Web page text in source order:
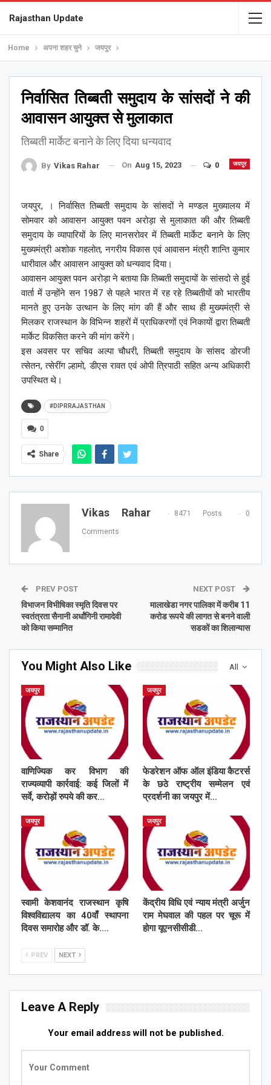
Rajasthan Update
Home अपना शहर चुने जयपुर
निर्वासित तिब्बती समुदाय के सांसदों ने की
आवासन आयुक्त से मुलाकात
तिब्बती मार्केट बनाने के लिए दिया धन्यवाद
जयपुर
By Vikas Rahar On Aug 15, 2023 0
जयपुर, । निर्वासित तिब्बती समुदाय के सांसदों ने मण्डल मुख्यालय में
सोमवार को आवासन आयुक्त पवन अरोड़ा से मुलाकात की और तिब्बती
समुदाय के व्यापारियों के लिए मानसरोवर में तिब्बती मार्केट बनाने के लिए
मुख्यमंत्री अशोक गहलोत, नगरीय विकास एवं आवासन मंत्री शान्ति कुमार
धारीवाल और आवासन आयुक्त को धन्यवाद दिया।
आवासन आयुक्त पवन अरोड़ा ने बताया कि तिब्बती समुदायों के सांसदो से हुई
वार्ता में उन्होंने सन 1987 से पहले भारत में रह रहे तिब्बतीयों को भारतीय
मानते हुए उनके उत्थान के लिए मांग की हैं और साथ ही मुख्यमंत्री से
मिलकर राजस्थान के विभिन्न शहरों में प्राधिकरणों एवं निकायों द्वारा तिब्बती
मार्केट विकसित करने की मांग करेंगे।
इस अवसर पर सचिव अल्पा चौधरी, तिब्बती समुदाय के सांसद डोरजी
त्सेतन, त्सेरींग ल्हामो, डीएस रावत एवं ओपी त्रिपाठी सहित अन्य अधिकारी
उपस्थित थे।
#DIPRRAJASTHAN
0
Share
Vikas Rahar 8471 Posts 0
Comments
PREV POST
विभाजन विभीषिका स्मृति दिवस पर
स्वतंत्रता सैनानी अर्धांगिनी रामादेवी
को किया सम्मानित
NEXT POST
मालाखेडा नगर पालिका में करीब 11
करोड रूपये की लागत से बनने वाली
सडकों का शिलान्यास
All
You Might Also Like
जयपुर
वाणिज्यिक कर विभाग की
राज्यव्यापी कार्रवाई: कई जिलों में
सर्वे, करोड़ों रुपये की कर…
जयपुर
फेडरेशन ऑफ ऑल इंडिया कैटरर्स
के छठे राष्ट्रीय सम्मेलन एवं
प्रदर्शनी का जयपुर में…
जयपुर
स्वामी केशवानंद राजस्थान कृषि
विश्वविद्यालय का 40वाँ स्थापना
दिवस समारोह और डॉ. के.…
जयपुर
केंद्रीय विधि एवं न्याय मंत्री अर्जुन
राम मेघवाल की पहल पर चूरू में
होगा यूएनसीसीडी…
PREV NEXT
Leave A Reply
Your email address will not be published.